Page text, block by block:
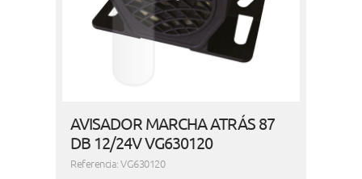
AVISADOR MARCHA ATRÁS 87
DB 12/24V VG630120
Referencia: VG630120